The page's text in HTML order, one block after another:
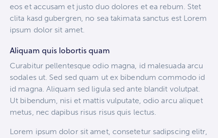
eos et accusam et justo duo dolores et ea rebum. Stet
clita kasd gubergren, no sea takimata sanctus est Lorem
ipsum dolor sit amet.
Aliquam quis lobortis quam
Curabitur pellentesque odio magna, id malesuada arcu
sodales ut. Sed sed quam ut ex bibendum commodo id
id magna. Aliquam sed ligula sed ante blandit volutpat.
Ut bibendum, nisi et mattis vulputate, odio arcu aliquet
metus, nec dapibus risus risus quis lectus.
Lorem ipsum dolor sit amet, consetetur sadipscing elitr,